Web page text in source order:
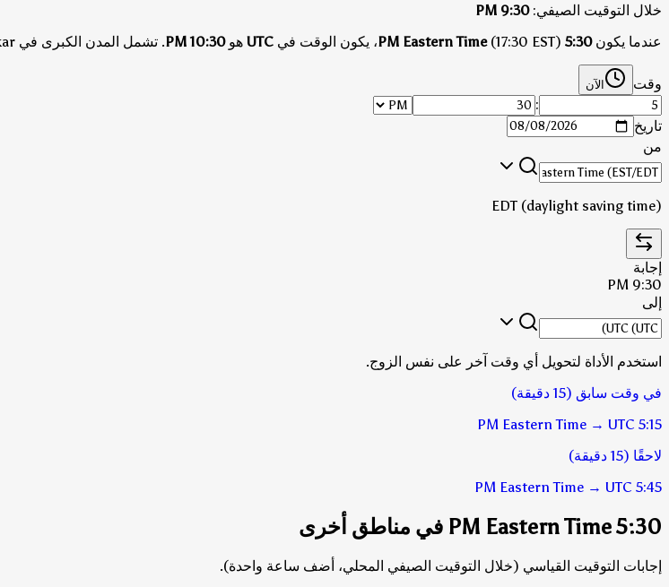
خلال التوقيت الصيفي: 9:30 PM
عندما يكون5:30 PM Eastern Time (17:30 EST)، يكون الوقت في UTC هو10:30 PM
. تشمل المدن الكبرى في UTC Reykjavík, Accra, Dakar.
وقت الآن
:
تاريخ
من
EDT (daylight saving time)
إجابة
9:30 PM
إلى
استخدم الأداة لتحويل أي وقت آخر على نفس الزوج.
في وقت سابق (15 دقيقة)
5:15 PM
Eastern Time → UTC
لاحقًا (15 دقيقة)
5:45 PM
Eastern Time → UTC
5:30 PM Eastern Time في مناطق أخرى
إجابات التوقيت القياسي (خلال التوقيت الصيفي المحلي، أضف ساعة واحدة).